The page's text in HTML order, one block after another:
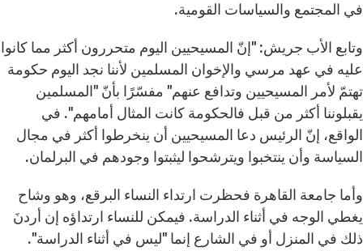
في المجتمع والسياسات القومية.
وتابع الأب جريش: "إنّ المسيحيين اليوم متحررون أكثر مما كانوا
عليه في عهد مرسي والإخوان المسلمين لأننا نجد اليوم حكومة
تهتمّ لأمر المسيحيين وتدافع عنهم" مفسّرًا بأنّ "المسلمين
يقبلوننا أكثر من قبل فالحكومة كانت المثال أمامهم". في
الواقع، إنّ الرئيس دعا المسيحيين أن ينخرطوا أكثر في مجال
السياسة وأن ينتخبوا ويترشحوا ليثبتوا وجودهم في البرلمان.
وأما جامعة القاهرة فحظرت ارتداء النساء البرقع، وهو وشاح
يغطي الوجه في أثناء الدراسة. فيمكن للنساء ارتداؤه إن أردنَ
ذلك في المنزل أو في الشارع إنما "ليس في أثناء الدراسة".